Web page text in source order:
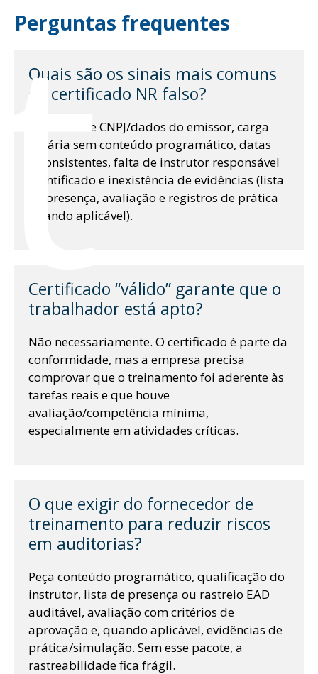
Perguntas frequentes
Quais são os sinais mais comuns
de certificado NR falso?
Ausência de CNPJ/dados do emissor, carga
horária sem conteúdo programático, datas
inconsistentes, falta de instrutor responsável
identificado e inexistência de evidências (lista
de presença, avaliação e registros de prática
quando aplicável).
Certificado “válido” garante que o
trabalhador está apto?
Não necessariamente. O certificado é parte da
conformidade, mas a empresa precisa
comprovar que o treinamento foi aderente às
tarefas reais e que houve
avaliação/competência mínima,
especialmente em atividades críticas.
O que exigir do fornecedor de
treinamento para reduzir riscos
em auditorias?
Peça conteúdo programático, qualificação do
instrutor, lista de presença ou rastreio EAD
auditável, avaliação com critérios de
aprovação e, quando aplicável, evidências de
prática/simulação. Sem esse pacote, a
rastreabilidade fica frágil.